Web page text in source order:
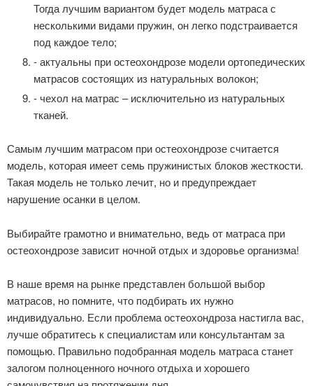
Тогда лучшим вариантом будет модель матраса с
несколькими видами пружин, он легко подстраивается
под каждое тело;
- актуальны при остеохондрозе модели ортопедических
матрасов состоящих из натуральных волокон;
- чехол на матрас – исключительно из натуральных
тканей.
Самым лучшим матрасом при остеохондрозе считается
модель, которая имеет семь пружинистых блоков жесткости.
Такая модель не только лечит, но и предупреждает
нарушение осанки в целом.
Выбирайте грамотно и внимательно, ведь от матраса при
остеохондрозе зависит ночной отдых и здоровье организма!
В наше время на рынке представлен большой выбор
матрасов, но помните, что подбирать их нужно
индивидуально. Если проблема остеохондроза настигла вас,
лучше обратитесь к специалистам или консультантам за
помощью. Правильно подобранная модель матраса станет
залогом полноценного ночного отдыха и хорошего